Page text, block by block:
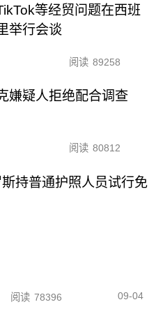
等经贸问题在西班
举行会谈
阅读 89258
嫌疑人拒绝配合调查
阅读 80812
持普通护照人员试行免
阅读 78396 09-04